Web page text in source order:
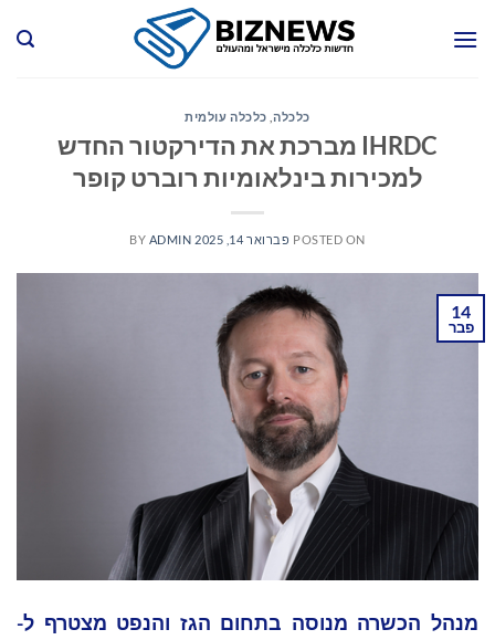
כלכלה, כלכלה עולמית
IHRDC מברכת את הדירקטור החדש
למכירות בינלאומיות רוברט קופר
POSTED ON פברואר 14, 2025 BY ADMIN
14
פבר
מנהל הכשרה מנוסה בתחום הגז והנפט מצטרף ל-